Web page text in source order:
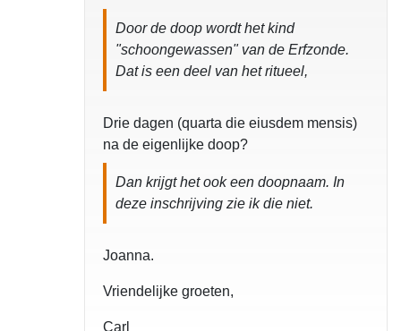
Door de doop wordt het kind
"schoongewassen" van de Erfzonde.
Dat is een deel van het ritueel,
Drie dagen (quarta die eiusdem mensis)
na de eigenlijke doop?
Dan krijgt het ookeen doopnaam. In
deze inschrijving zie ik die niet.
Joanna.
Vriendelijke groeten,
Carl